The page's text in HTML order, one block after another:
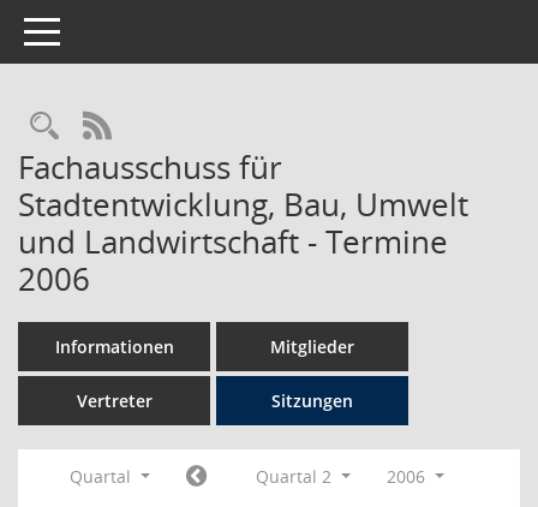
Toggle navigation
Rechercheauswahl
RSS-Feed
Fachausschuss für
Stadtentwicklung, Bau, Umwelt
und Landwirtschaft - Termine
2006
Informationen Mitglieder
Vertreter Sitzungen
Quartal Quartal 2
2006